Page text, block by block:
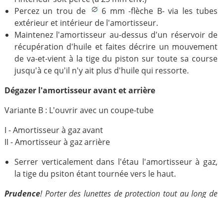
Percez un trou de
6 mm -flèche B- via les tubes
extérieur et intérieur de l'amortisseur.
Maintenez l'amortisseur au-dessus d'un réservoir de
récupération d'huile et faites décrire un mouvement
de va-et-vient à la tige du piston sur toute sa course
jusqu'à ce qu'il n'y ait plus d'huile qui ressorte.
Dégazer l'amortisseur avant et arrière
Variante B : L'ouvrir avec un coupe-tube
I - Amortisseur à gaz avant
II - Amortisseur à gaz arrière
Serrer verticalement dans l'étau l'amortisseur à gaz,
la tige du psiton étant tournée vers le haut.
Prudence! Porter des lunettes de protection tout au long de